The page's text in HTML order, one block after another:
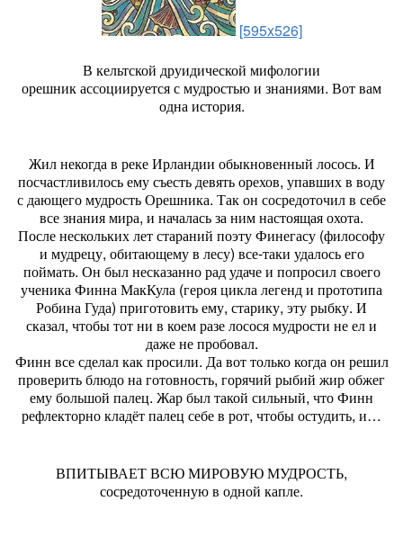
[595x526]
В кельтской друидической мифологии
орешник ассоциируется с мудростью и знаниями. Вот вам
одна история.
Жил некогда в реке Ирландии обыкновенный лосось. И
посчастливилось ему съесть девять орехов, упавших в воду
с дающего мудрость Орешника. Так он сосредоточил в себе
все знания мира, и началась за ним настоящая охота.
После нескольких лет стараний поэту Финегасу (философу
и мудрецу, обитающему в лесу) все-таки удалось его
поймать. Он был несказанно рад удаче и попросил своего
ученика Финна МакКула (героя цикла легенд и прототипа
Робина Гуда) приготовить ему, старику, эту рыбку. И
сказал, чтобы тот ни в коем разе лосося мудрости не ел и
даже не пробовал.
Финн все сделал как просили. Да вот только когда он решил
проверить блюдо на готовность, горячий рыбий жир обжег
ему большой палец. Жар был такой сильный, что Финн
рефлекторно кладёт палец себе в рот, чтобы остудить, и…
ВПИТЫВАЕТ ВСЮ МИРОВУЮ МУДРОСТЬ,
сосредоточенную в одной капле.